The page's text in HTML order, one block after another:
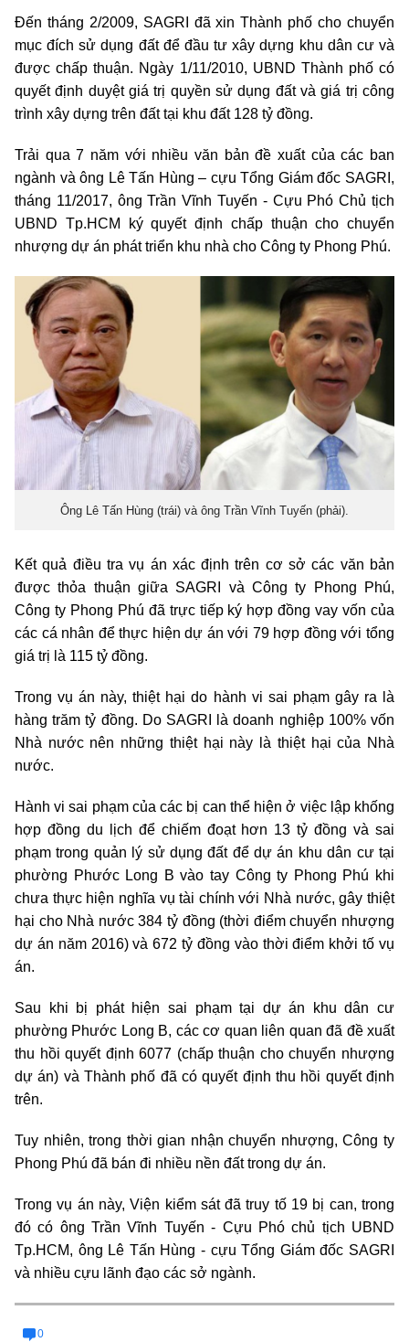
Đến tháng 2/2009, SAGRI đã xin Thành phố cho chuyển
mục đích sử dụng đất để đầu tư xây dựng khu dân cư và
được chấp thuận. Ngày 1/11/2010, UBND Thành phố có
quyết định duyệt giá trị quyền sử dụng đất và giá trị công
trình xây dựng trên đất tại khu đất 128 tỷ đồng.
Trải qua 7 năm với nhiều văn bản đề xuất của các ban
ngành và ông Lê Tấn Hùng – cựu Tổng Giám đốc SAGRI,
tháng 11/2017, ông Trần Vĩnh Tuyến - Cựu Phó Chủ tịch
UBND Tp.HCM ký quyết định chấp thuận cho chuyển
nhượng dự án phát triển khu nhà cho Công ty Phong Phú.
Ông Lê Tấn Hùng (trái) và ông Trần Vĩnh Tuyến (phải).
Kết quả điều tra vụ án xác định trên cơ sở các văn bản
được thỏa thuận giữa SAGRI và Công ty Phong Phú,
Công ty Phong Phú đã trực tiếp ký hợp đồng vay vốn của
các cá nhân để thực hiện dự án với 79 hợp đồng với tổng
giá trị là 115 tỷ đồng.
Trong vụ án này, thiệt hại do hành vi sai phạm gây ra là
hàng trăm tỷ đồng. Do SAGRI là doanh nghiệp 100% vốn
Nhà nước nên những thiệt hại này là thiệt hại của Nhà
nước.
Hành vi sai phạm của các bị can thể hiện ở việc lập khống
hợp đồng du lịch để chiếm đoạt hơn 13 tỷ đồng và sai
phạm trong quản lý sử dụng đất để dự án khu dân cư tại
phường Phước Long B vào tay Công ty Phong Phú khi
chưa thực hiện nghĩa vụ tài chính với Nhà nước, gây thiệt
hại cho Nhà nước 384 tỷ đồng (thời điểm chuyển nhượng
dự án năm 2016) và 672 tỷ đồng vào thời điểm khởi tố vụ
án.
Sau khi bị phát hiện sai phạm tại dự án khu dân cư
phường Phước Long B, các cơ quan liên quan đã đề xuất
thu hồi quyết định 6077 (chấp thuận cho chuyển nhượng
dự án) và Thành phố đã có quyết định thu hồi quyết định
trên.
Tuy nhiên, trong thời gian nhận chuyển nhượng, Công ty
Phong Phú đã bán đi nhiều nền đất trong dự án.
Trong vụ án này, Viện kiểm sát đã truy tố 19 bị can, trong
đó có ông Trần Vĩnh Tuyến - Cựu Phó chủ tịch UBND
Tp.HCM, ông Lê Tấn Hùng - cựu Tổng Giám đốc SAGRI
và nhiều cựu lãnh đạo các sở ngành.
0